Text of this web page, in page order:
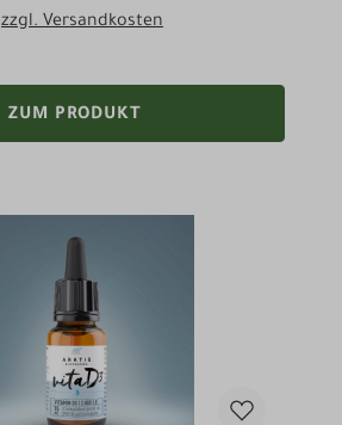
zzgl. Versandkosten
ZUM PRODUKT